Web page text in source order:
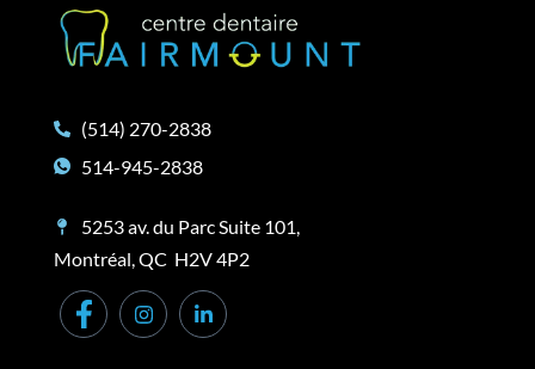
(514) 270-2838
514-945-2838
5253 av. du Parc Suite 101,
Montréal, QC H2V 4P2